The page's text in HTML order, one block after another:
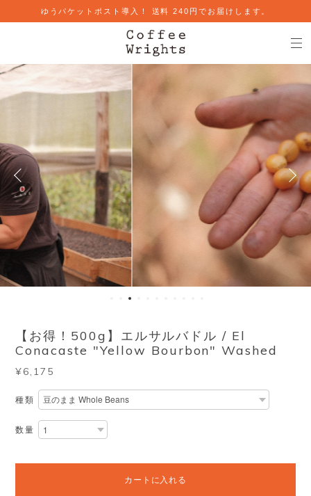
ゆうパケットポスト導入！ 送料 240円でお届けします。
【お得！500g】エルサルバドル / El
Conacaste "Yellow Bourbon" Washed
¥6,175
種類
数量
カートに入れる